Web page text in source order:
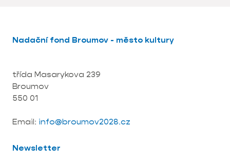
Nadační fond Broumov - město kultury
třída Masarykova 239
Broumov
550 01
Email: info@broumov2028.cz
Newsletter